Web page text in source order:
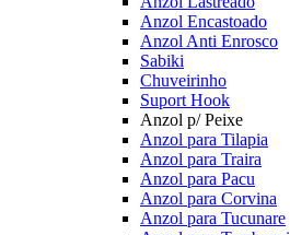
Anzol Encastoado
Anzol Anti Enrosco
Sabiki
Chuveirinho
Suport Hook
Anzol p/ Peixe
Anzol para Tilapia
Anzol para Traira
Anzol para Pacu
Anzol para Corvina
Anzol para Tucunare